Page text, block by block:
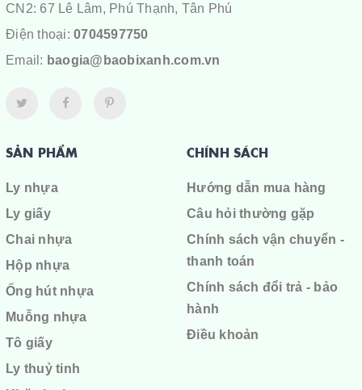
CN2: 67 Lê Lâm, Phú Thạnh, Tân Phú
Điện thoại: 0704597750
Email: baogia@baobixanh.com.vn
SẢN PHẨM
Ly nhựa
Ly giấy
Chai nhựa
Hộp nhựa
Ống hút nhựa
Muỗng nhựa
Tô giấy
Ly thuỷ tinh
CHÍNH SÁCH
Hướng dẫn mua hàng
Câu hỏi thường gặp
Chính sách vận chuyển -
thanh toán
Chính sách đổi trả - bảo
hành
Điều khoản